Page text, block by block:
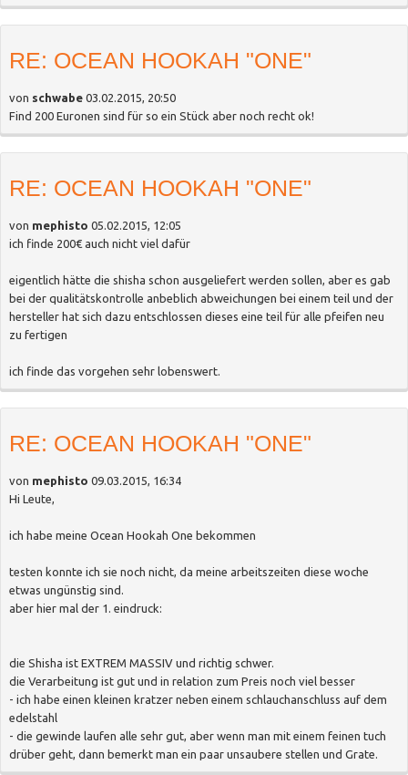
RE: OCEAN HOOKAH "ONE"
von schwabe 03.02.2015, 20:50
Find 200 Euronen sind für so ein Stück aber noch recht ok!
RE: OCEAN HOOKAH "ONE"
von mephisto 05.02.2015, 12:05
ich finde 200€ auch nicht viel dafür
eigentlich hätte die shisha schon ausgeliefert werden sollen, aber es gab
bei der qualitätskontrolle anbeblich abweichungen bei einem teil und der
hersteller hat sich dazu entschlossen dieses eine teil für alle pfeifen neu
zu fertigen
ich finde das vorgehen sehr lobenswert.
RE: OCEAN HOOKAH "ONE"
von mephisto 09.03.2015, 16:34
Hi Leute,
ich habe meine Ocean Hookah One bekommen
testen konnte ich sie noch nicht, da meine arbeitszeiten diese woche
etwas ungünstig sind.
aber hier mal der 1. eindruck:
die Shisha ist EXTREM MASSIV und richtig schwer.
die Verarbeitung ist gut und in relation zum Preis noch viel besser
- ich habe einen kleinen kratzer neben einem schlauchanschluss auf dem
edelstahl
- die gewinde laufen alle sehr gut, aber wenn man mit einem feinen tuch
drüber geht, dann bemerkt man ein paar unsaubere stellen und Grate.